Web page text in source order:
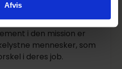
Afvis
i Danmark
til lave priser. Det
i den mission er
mennesker, som
i deres job.